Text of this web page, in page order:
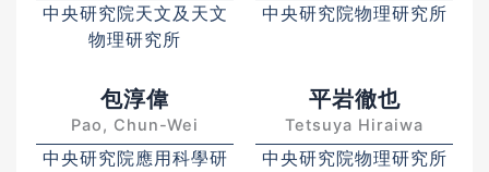
中央研究院天文及天文
物理研究所
中央研究院物理研究所
包淳偉
Pao, Chun-Wei
中央研究院應用科學研
平岩徹也
Tetsuya Hiraiwa
中央研究院物理研究所